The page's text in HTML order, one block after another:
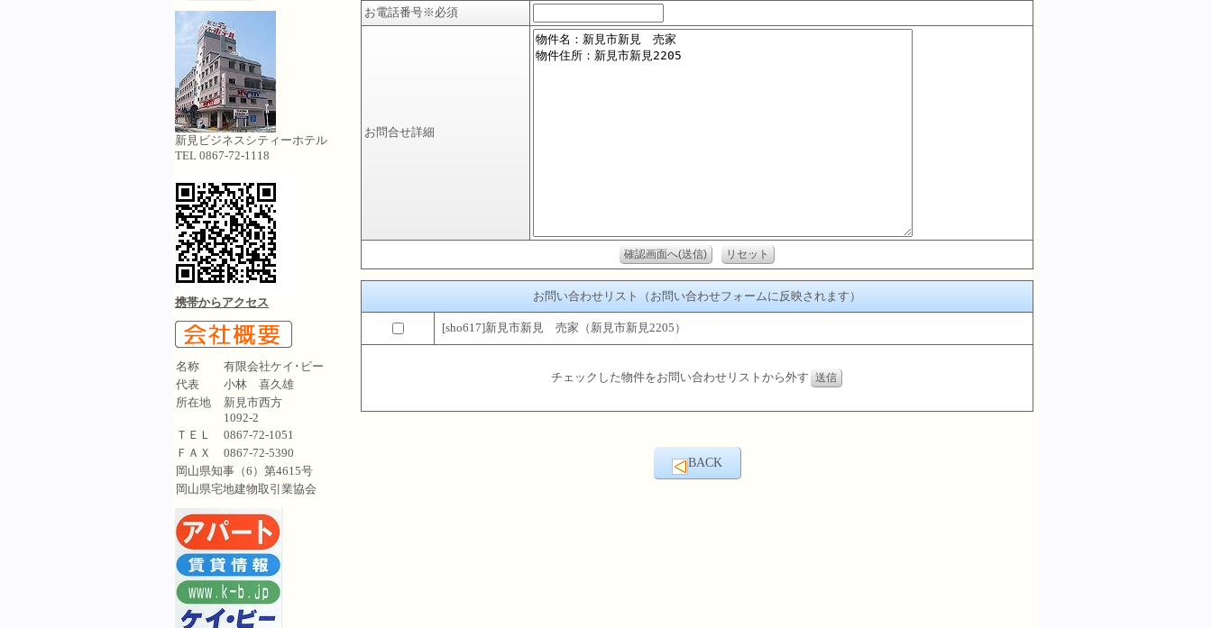
新見ビジネスシティーホテル
TEL 0867-72-1118
携帯からアクセス
名称
有限会社ケイ･ビー
代表
小林 喜久雄
所在地
新見市西方
1092-2
ＴＥＬ
0867-72-1051
ＦＡＸ
0867-72-5390
岡山県知事（6）第4615号
岡山県宅地建物取引業協会
お電話番号※必須
お問合せ詳細
お問い合わせリスト（お問い合わせフォームに反映されます）
[sho617]新見市新見 売家（新見市新見2205）
チェックした物件をお問い合わせリストから外す
BACK